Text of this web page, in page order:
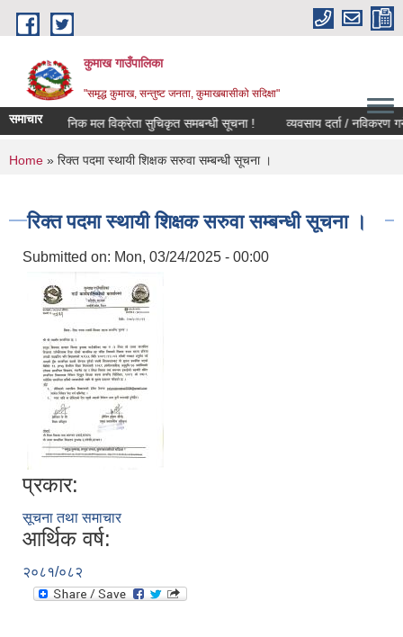
Skip to main content
कुमाख गाउँपालिका
"समृद्ध कुमाख, सन्तुष्ट जनता, कुमाखबासीको सदिक्षा"
समाचाररासायनिक मल विक्रेता सुचिकृत समबन्धी सूचना ! व्यवसाय
You are here
Home » रिक्त पदमा स्थायी शिक्षक सरुवा सम्बन्धी सूचना ।
रिक्त पदमा स्थायी शिक्षक सरुवा सम्बन्धी सूचना ।
Submitted on: Mon, 03/24/2025 - 00:00
प्रकार:
सूचना तथा समाचार
आर्थिक वर्ष:
२०८१/०८२